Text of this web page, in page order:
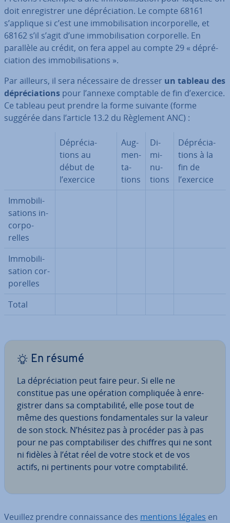
doit en­re­gis­trer une dé­pré­cia­tion. Le compte 68161
s’applique si c’est une im­mo­bi­li­sa­tion in­cor­po­relle, et
68162 s’il s’agit d’une im­mo­bi­li­sa­tion cor­po­relle. En
parallèle au crédit, on fera appel au compte 29 « dé­pré­
cia­tion des im­mo­bi­li­sa­tions ».
Par ailleurs, il sera né­ces­saire de dresser un tableau des
dé­pré­cia­tions pour l’annexe comptable de fin d’exercice.
Ce tableau peut prendre la forme suivante (forme
suggérée dans l’article 13.2 du Règlement ANC) :
Dé­pré­cia­
tions au
début de
l’exercice
Aug­
men­
ta­
tions
Di­
mi­
nu­
tions
Dé­pré­cia­
tions à la
fin de
l’exercice
Im­mo­bi­li­
sa­tions in­
cor­po­
relles
Im­mo­bi­li­
sa­tion cor­
po­relles
Total
En résumé
La dé­pré­cia­tion peut faire peur. Si elle ne
constitue pas une opération com­pli­quée à en­re­
gis­trer dans sa comp­ta­bi­lité, elle pose tout de
même des questions fon­da­men­tales sur la valeur
de son stock. N’hésitez pas à procéder pas à pas
pour ne pas comp­ta­bi­li­ser des chiffres qui ne sont
ni fidèles à l’état réel de votre stock et de vos
actifs, ni per­ti­nents pour votre comp­ta­bi­lité.
Veuillez prendre con­nais­sance des mentions légales en